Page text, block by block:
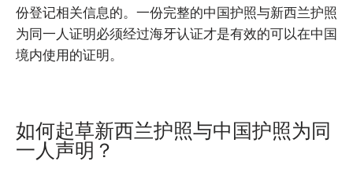
份登记相关信息的。一份完整的中国护照与新西兰护照
为同一人证明必须经过海牙认证才是有效的可以在中国
境内使用的证明。
如何起草新西兰护照与中国护照为同
一人声明？